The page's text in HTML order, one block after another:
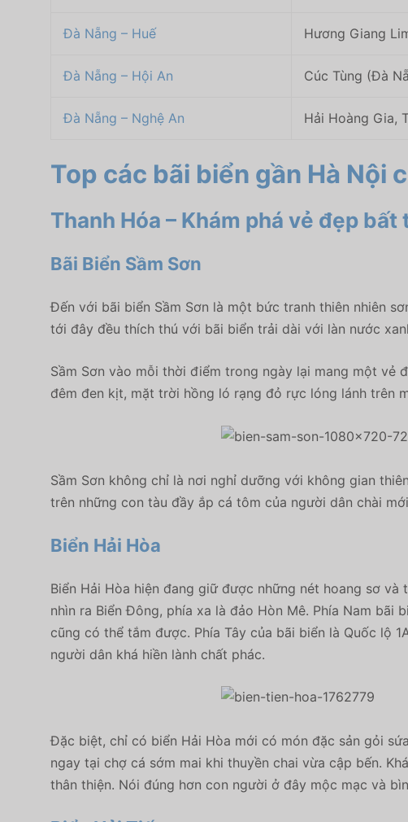
Đà Nẵng – Huế Hương Giang
Đà Nẵng – Hội An Cúc Tùng (Đà
Đà Nẵng – Nghệ An Hải Hoàng Gia,
Top các bãi biển gần Hà Nội
Thanh Hóa – Khám phá vẻ đẹp bất
Bãi Biển Sầm Sơn
Đến với bãi biển Sầm Sơn là một bức tranh thiên nhiên
tới đây đều thích thú với bãi biển trải dài với làn nước
Sầm Sơn vào mỗi thời điểm trong ngày lại mang một vẻ
đêm đen kịt, mặt trời hồng ló rạng đỏ rực lóng lánh trên
Sầm Sơn không chỉ là nơi nghỉ dưỡng với không gian
trên những con tàu đầy ắp cá tôm của người dân chài
Biển Hải Hòa
Biển Hải Hòa hiện đang giữ được những nét hoang sơ
nhìn ra Biển Đông, phía xa là đảo Hòn Mê. Phía Nam bãi
cũng có thể tắm được. Phía Tây của bãi biển là Quốc lộ
người dân khá hiền lành chất phác.
Đặc biệt, chỉ có biển Hải Hòa mới có món đặc sản gỏi
ngay tại chợ cá sớm mai khi thuyền chai vừa cập bến.
thân thiện. Nói đúng hơn con người ở đây mộc mạc và